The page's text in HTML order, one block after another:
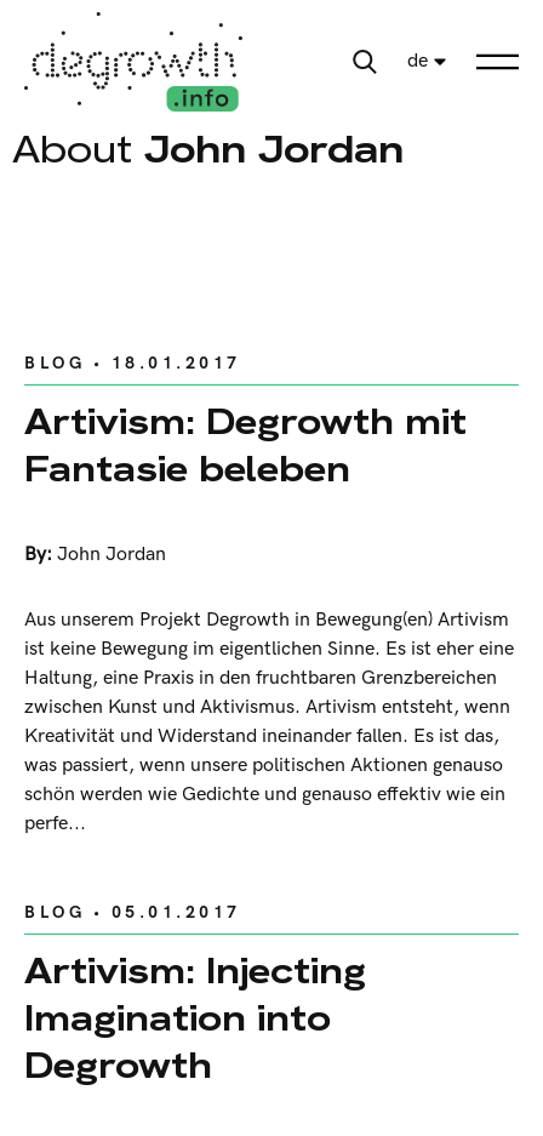
de
About John Jordan
BLOG • 18.01.2017
Artivism: Degrowth mit
Fantasie beleben
By: John Jordan
Aus unserem Projekt Degrowth in Bewegung(en) Artivism
ist keine Bewegung im eigentlichen Sinne. Es ist eher eine
Haltung, eine Praxis in den fruchtbaren Grenzbereichen
zwischen Kunst und Aktivismus. Artivism entsteht, wenn
Kreativität und Widerstand ineinander fallen. Es ist das,
was passiert, wenn unsere politischen Aktionen genauso
schön werden wie Gedichte und genauso effektiv wie ein
perfe...
BLOG • 05.01.2017
Artivism: Injecting
Imagination into
Degrowth